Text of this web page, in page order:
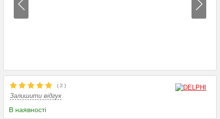
( 2 )
Залишити відгук
В наявності